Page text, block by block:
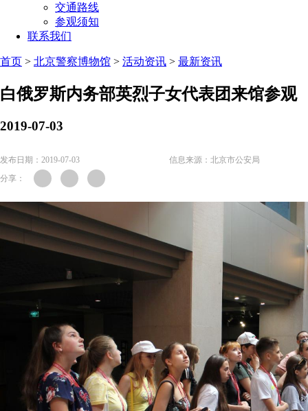
交通路线
参观须知
联系我们
首页 > 北京警察博物馆 > 活动资讯 > 最新资讯
白俄罗斯内务部英烈子女代表团来馆参观
2019-07-03
发布日期：2019-07-03
信息来源：北京市公安局
分享：